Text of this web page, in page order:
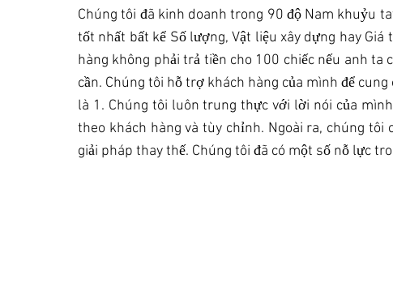
Chúng tôi đã kinh doanh trong 90 độ Nam khuỷu
tốt nhất bất kể Số lượng, Vật liệu xây dựng hay
hàng không phải trả tiền cho 100 chiếc nếu anh
cần. Chúng tôi hỗ trợ khách hàng của mình để
là 1. Chúng tôi luôn trung thực với lời nói của
theo khách hàng và tùy chỉnh. Ngoài ra, chúng tôi
giải pháp thay thế. Chúng tôi đã có một số nỗ lực